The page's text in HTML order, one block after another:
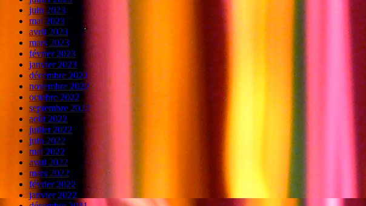
juin 2023
mai 2023
avril 2023
mars 2023
février 2023
janvier 2023
décembre 2022
novembre 2022
octobre 2022
septembre 2022
août 2022
juillet 2022
juin 2022
mai 2022
avril 2022
mars 2022
février 2022
janvier 2022